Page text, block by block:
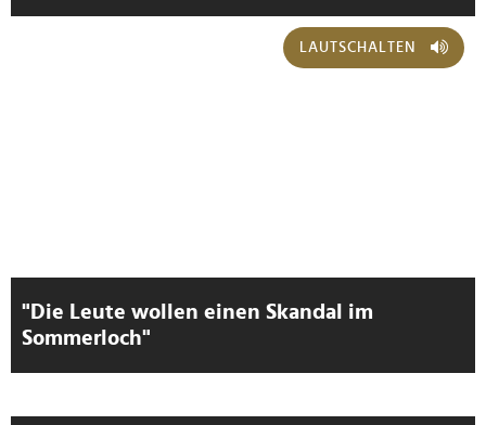
personalisieren, Funktionen für soziale Medien anbieten
zu können und die Zugriffe auf unsere Website zu
LAUTSCHALTEN
"Die Leute wollen einen Skandal im
Sommerloch"